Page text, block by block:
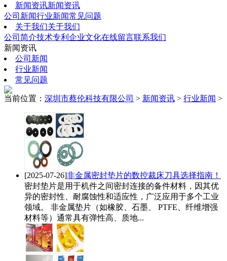
新闻资讯新闻资讯
公司新闻行业新闻常见问题
关于我们关于我们
公司简介技术专利 企业文化在线留言联系我们
新闻资讯
公司新闻
行业新闻
常见问题
当前位置： 深圳市蔡伦科技有限公司 > 新闻资讯 > 行业新闻 >
[2025-07-26]非金属密封垫片的数控裁床刀具选择指南！
密封垫片是用于机件之间密封连接的备件材料，因其优
异的密封性、耐腐蚀性和适应性，广泛应用于多个工业
领域。 非金属垫片（如橡胶、石墨、 PTFE、纤维增强
材料等）通常具有弹性高、质地...